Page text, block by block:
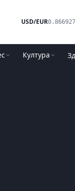
USD/EUR0.866927
Култура